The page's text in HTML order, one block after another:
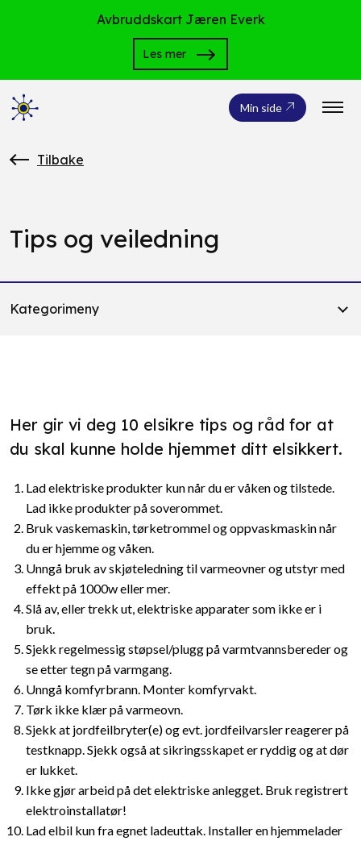
Avbruddskart Jæren Everk
Les mer
Min side
Tilbake
Tips og veiledning
Kategorimeny
Her gir vi deg 10 elsikre tips og råd for at
du skal kunne holde hjemmet ditt elsikkert.
Lad elektriske produkter kun når du er våken og tilstede.
Lad ikke produkter på soverommet.
Bruk vaskemaskin, tørketrommel og oppvaskmaskin når
du er hjemme og våken.
Unngå bruk av skjøteledning til varmeovner og utstyr med
effekt på 1000w eller mer.
Slå av, eller trekk ut, elektriske apparater som ikke er i
bruk.
Sjekk regelmessig støpsel/plugg på varmtvannsbereder og
se etter tegn på varmgang.
Unngå komfyrbrann. Monter komfyrvakt.
Tørk ikke klær på varmeovn.
Sjekk at jordfeilbryter(e) og evt. jordfeilvarsler reagerer på
testknapp. Sjekk også at sikringsskapet er ryddig og at dør
er lukket.
Ikke gjør arbeid på det elektriske anlegget. Bruk registrert
elektroinstallatør!
Lad elbil kun fra egnet ladeuttak. Installer en hjemmelader